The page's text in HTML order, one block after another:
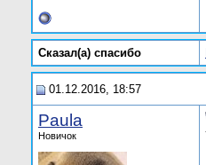
Сказал(а) cпасибо
01.12.2016, 18:57
Paula
Новичок